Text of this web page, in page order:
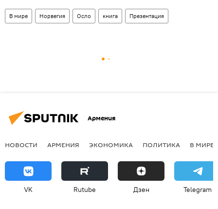
В мире Норвегия Осло книга Презентация
Армения
НОВОСТИ АРМЕНИЯ ЭКОНОМИКА ПОЛИТИКА В МИРЕ
VK Rutube Дзен Telegram